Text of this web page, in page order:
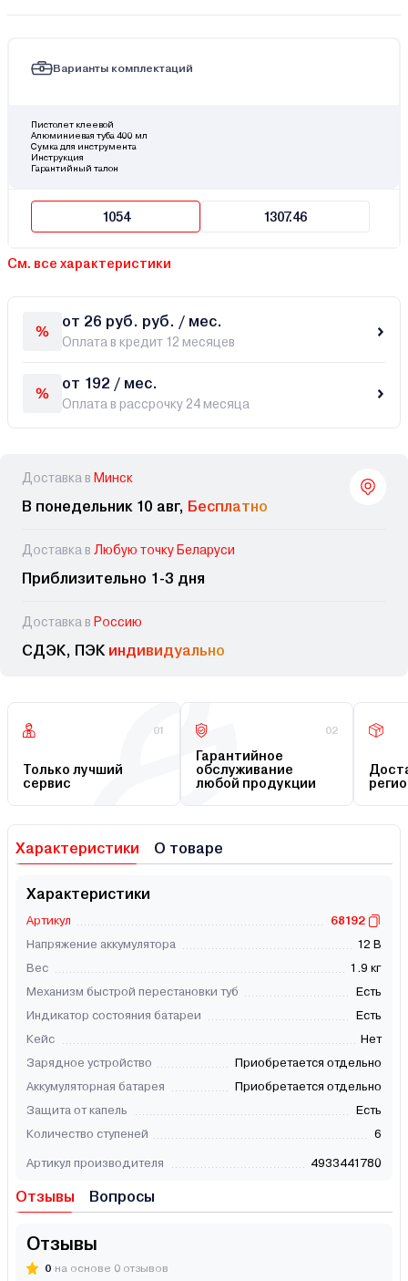
Варианты комплектаций
Пистолет клеевой
Алюминиевая туба 400 мл
Сумка для инструмента
Инструкция
Гарантийный талон
1054 1307.46
См. все характеристики
от 26 руб. руб. / мес.
Оплата в кредит 12 месяцев
от 192 / мес.
Оплата в рассрочку 24 месяца
Доставка в Минск
В понедельник 10 авг, Бесплатно
Доставка в Любую точку Беларуси
Приблизительно 1-3 дня
Доставка в Россию
СДЭК, ПЭК индивидуально
01
Только лучший
сервис
02
Гарантийное
обслуживание
любой продукции
Характеристики О товаре
Характеристики
Артикул
68192
Напряжение аккумулятора
12 В
Вес
1.9 кг
Механизм быстрой перестановки туб
Есть
Индикатор состояния батареи
Есть
Кейс
Нет
Зарядное устройство
Приобретается отдельно
Аккумуляторная батарея
Приобретается отдельно
Защита от капель
Есть
Количество ступеней
6
Артикул производителя 4933441780
Отзывы Вопросы
Отзывы
0 на основе 0 отзывов